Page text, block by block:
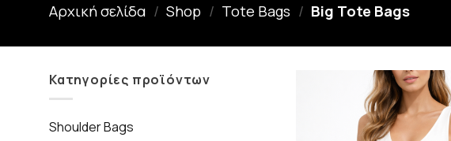
Αρχική σελίδα / Shop / Tote Bags / Big Tote Bags
Κατηγορίες προϊόντων
Shoulder Bags